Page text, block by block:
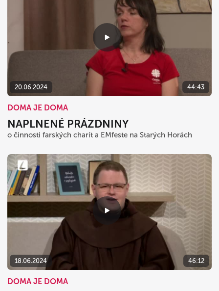
20.06.2024 44:43
DOMA JE DOMA
NAPLNENÉ PRÁZDNINY
o činnosti farských charít a EMfeste na Starých Horách
18.06.2024 46:12
DOMA JE DOMA